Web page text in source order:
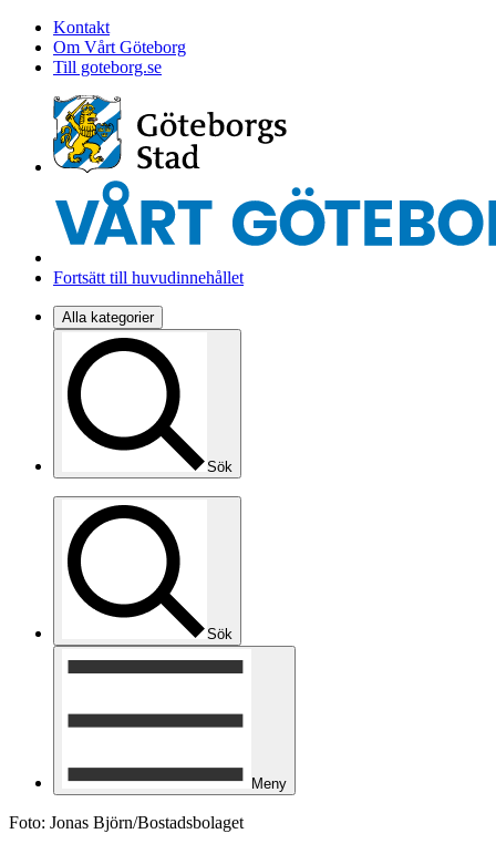
Kontakt
Om Vårt Göteborg
Till goteborg.se
Fortsätt till huvudinnehållet
Alla kategorier
Sök
Sök
Meny
Foto: Jonas Björn/Bostadsbolaget